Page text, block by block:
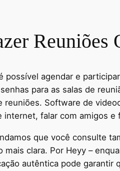
Reuniões
possível agendar e
para as salas de
reuniões. Software de
internet, falar com amigos
que você consulte
mais clara. Por Heyy –
autêntica pode garantir